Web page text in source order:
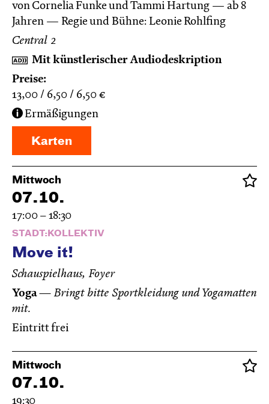
von Cornelia Funke und Tammi Hartung
ab 8
Jahren
Regie und Bühne: Leonie Rohlfing
Central 2
Mit künstlerischer Audiodeskription
Preise:
13,00
6,50 6,50 €
Ermäßigungen
Karten
Mittwoch
07.10.
17:00 – 18:30
STADT:KOLLEKTIV
Move it!
Schauspielhaus, Foyer
Yoga—Bringt bitte Sportkleidung und Yogamatten
mit.
Eintritt frei
Mittwoch
07.10.
19:30